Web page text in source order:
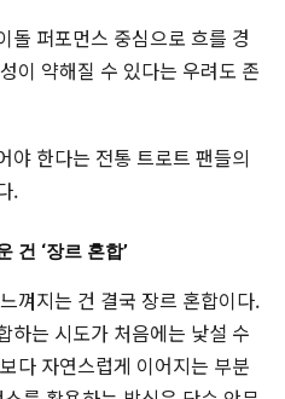
돌 퍼포먼스 중심으로 흐를 경
이 약해질 수 있다는 우려도 존
야 한다는 전통 트로트 팬들의
.
건 ‘장르 혼합’
껴지는 건 결국 장르 혼합이다.
하는 시도가 처음에는 낯설 수
다 자연스럽게 이어지는 부분